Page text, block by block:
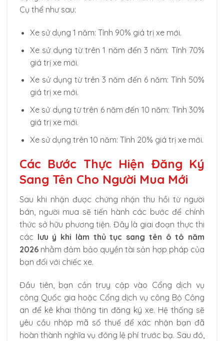
Cụ thể như sau:
Xe sử dụng 1 năm: Tính 90% giá trị xe mới.
Xe sử dụng từ trên 1 năm đến 3 năm: Tính 70%
giá trị xe mới.
Xe sử dụng từ trên 3 năm đến 6 năm: Tính 50%
giá trị xe mới.
Xe sử dụng từ trên 6 năm đến 10 năm: Tính 30%
giá trị xe mới.
Xe sử dụng trên 10 năm: Tính 20% giá trị xe mới.
Các Bước Thực Hiện Đăng Ký
Sang Tên Cho Người Mua Mới
Sau khi nhận được chứng nhận thu hồi từ người
bán, người mua sẽ tiến hành các bước để chính
thức sở hữu phương tiện. Đây là giai đoạn thực thi
các lưu ý khi làm thủ tục sang tên ô tô năm
2026 nhằm đảm bảo quyền tài sản hợp pháp của
bạn đối với chiếc xe.
Đầu tiên, bạn cần truy cập vào Cổng dịch vụ
công Quốc gia hoặc Cổng dịch vụ công Bộ Công
an để kê khai thông tin đăng ký xe. Hệ thống sẽ
yêu cầu nhập mã số thuế để xác nhận bạn đã
hoàn thành nghĩa vụ đóng lệ phí trước bạ. Sau đó,